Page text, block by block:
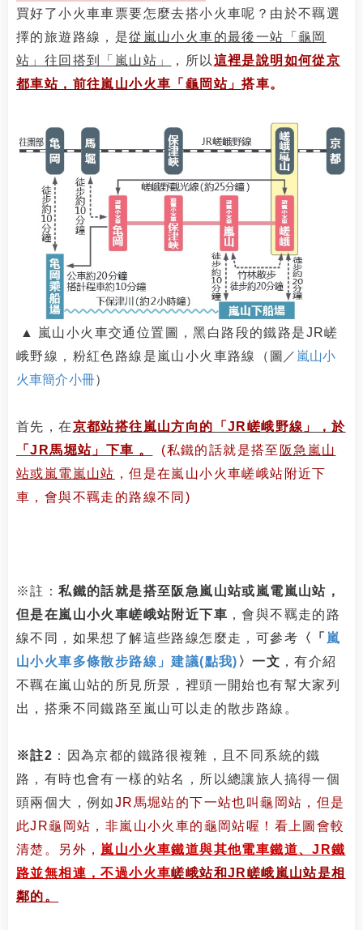
買好了小火車車票要怎麼去搭小火車呢？由於不羈選
擇的旅遊路線，是從嵐山小火車的最後一站「龜岡
站」往回搭到「嵐山站」
，所以這裡是說明如何從京
都車站，前往嵐山小火車「龜岡站」搭車。
▲
嵐山小火車交通位置圖，黑白路段的鐵路是JR嵯
峨野線，粉紅色路線是嵐山小火車路線（ 圖／ 嵐山小
火車簡介小冊）
首先，在京都站搭往嵐山方向的「JR嵯峨野線」，於
「JR馬堀站」下車 。
(私鐵的話就是搭至 阪急嵐山
站或嵐電嵐山站 ，但是在嵐山小火車嵯峨站附近下
車，會與不羈走的路線不同)
※註：私鐵的話就是搭至阪急嵐山站或嵐電嵐山站，
但是在嵐山小火車嵯峨站附近下車 ，會與不羈走的路
線不同，如果想了解這些路線怎麼走，可參考 〈「 嵐
山小火車多條散步路線」建議(點我) 〉一文 ，有介紹
不羈在嵐山站的所見所景，裡頭一開始也有幫大家列
出，搭乘不同鐵路至嵐山可以走的散步路線。
※註2 ：因為京都的鐵路很複雜，且不同系統的鐵
路，有時也會有一樣的站名，所以總讓旅人搞得一個
頭兩個大，例如JR馬堀站的下一站也叫龜岡站，但是
此JR龜岡站，非嵐山小火車的龜岡站喔！看上圖會較
清楚 。另外 ， 嵐山小火車鐵道與其他電車鐵道、JR鐵
路並無相連，不過小火車嵯峨站和JR嵯峨嵐山站是相
鄰的。